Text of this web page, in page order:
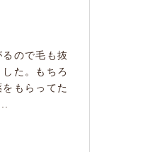
ので毛も抜
た。もちろ
もらってた